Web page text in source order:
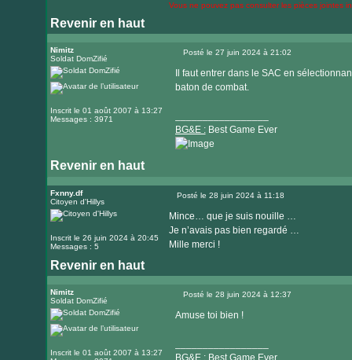
Vous ne pouvez pas consulter les pièces jointes
Revenir en haut
Nimitz
Soldat DomZifié
Inscrit le 01 août 2007 à 13:27
Messages : 3971
Posté le 27 juin 2024 à 21:02
Il faut entrer dans le SAC en
baton de combat.
BG&E :Best Game Ever
Revenir en haut
le
internet
Fxnny.df
Citoyen d'Hillys
Inscrit le 26 juin 2024 à 20:45
Messages : 5
Posté le 28 juin 2024 à 11:18
Mince… que je suis nouille …
Je n’avais pas bien regardé …
Mille merci !
Revenir en haut
Nimitz
Soldat DomZifié
Inscrit le 01 août 2007 à 13:27
Posté le 28 juin 2024 à 12:37
Amuse toi bien !
BG&E :Best Game Ever